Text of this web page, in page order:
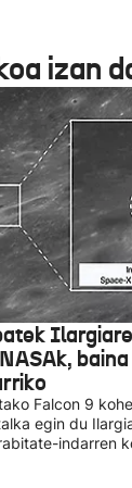
izan
Falcon 9
egin du
indarren